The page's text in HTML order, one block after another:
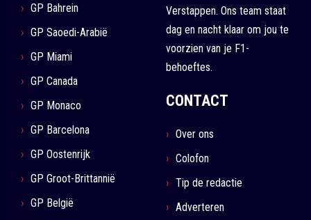
GP Bahrein
GP Saoedi-Arabië
GP Miami
GP Canada
GP Monaco
GP Barcelona
GP Oostenrijk
GP Groot-Brittannië
GP België
Verstappen. Ons team staat
dag en nacht klaar om jou te
voorzien van je F1-
behoeftes.
CONTACT
Over ons
Colofon
Tip de redactie
Adverteren